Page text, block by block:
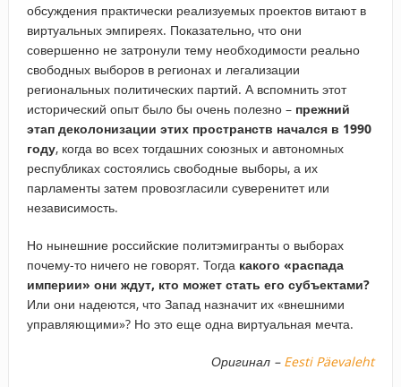
обсуждения практически реализуемых проектов витают в
виртуальных эмпиреях. Показательно, что они
совершенно не затронули тему необходимости реально
свободных выборов в регионах и легализации
региональных политических партий. А вспомнить этот
исторический опыт было бы очень полезно – прежний
этап деколонизации этих пространств начался в 1990
году, когда во всех тогдашних союзных и автономных
республиках состоялись свободные выборы, а их
парламенты затем провозгласили суверенитет или
независимость.
Но нынешние российские политэмигранты о выборах
почему-то ничего не говорят. Тогда какого «распада
империи» они ждут, кто может стать его субъектами?
Или они надеются, что Запад назначит их «внешними
управляющими»? Но это еще одна виртуальная мечта.
Оригинал – Eesti Päevaleht